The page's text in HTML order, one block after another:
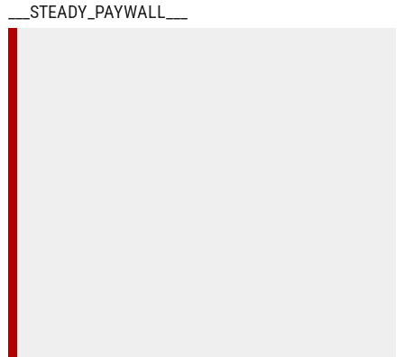
___STEADY_PAYWALL___